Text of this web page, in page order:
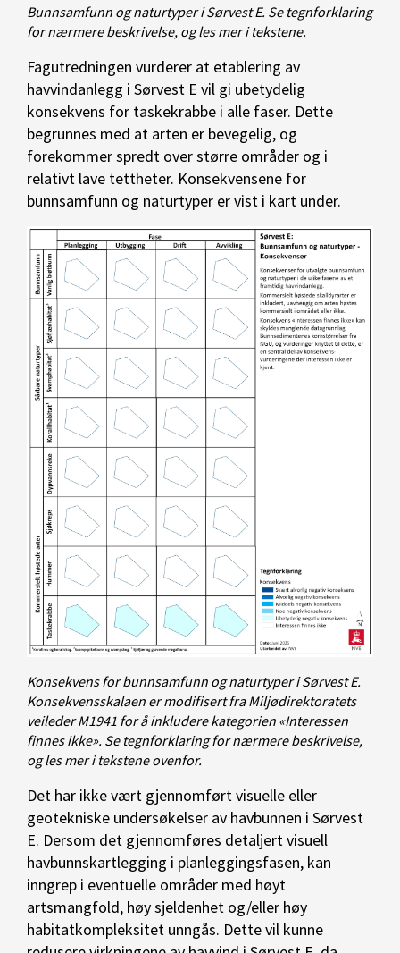
Bunnsamfunn og naturtyper i Sørvest E. Se tegnforklaring
for nærmere beskrivelse, og les mer i tekstene.
Fagutredningen vurderer at etablering av
havvindanlegg i Sørvest E vil gi ubetydelig
konsekvens for taskekrabbe i alle faser. Dette
begrunnes med at arten er bevegelig, og
forekommer spredt over større områder og i
relativt lave tettheter. Konsekvensene for
bunnsamfunn og naturtyper er vist i kart under.
Konsekvens for bunnsamfunn og naturtyper i Sørvest E.
Konsekvensskalaen er modifisert fra Miljødirektoratets
veileder M1941 for å inkludere kategorien «Interessen
finnes ikke». Se tegnforklaring for nærmere beskrivelse,
og les mer i tekstene ovenfor.
Det har ikke vært gjennomført visuelle eller
geotekniske undersøkelser av havbunnen i Sørvest
E. Dersom det gjennomføres detaljert visuell
havbunnskartlegging i planleggingsfasen, kan
inngrep i eventuelle områder med høyt
artsmangfold, høy sjeldenhet og/eller høy
habitatkompleksitet unngås. Dette vil kunne